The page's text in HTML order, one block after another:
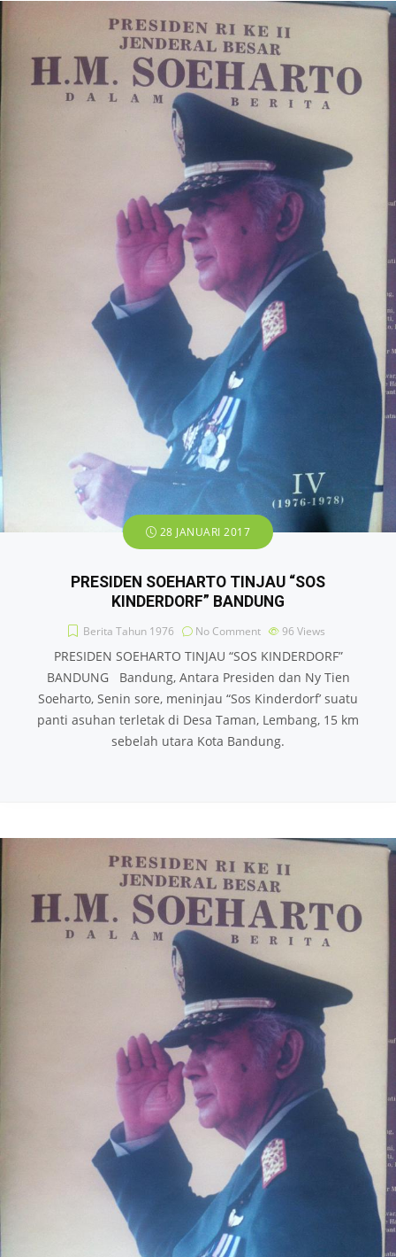
28 JANUARI 2017
PRESIDEN SOEHARTO TINJAU “SOS
KINDERDORF” BANDUNG
Berita Tahun 1976 No Comment 96 Views
PRESIDEN SOEHARTO TINJAU “SOS KINDERDORF”
BANDUNG Bandung, Antara Presiden dan Ny Tien
Soeharto, Senin sore, meninjau “Sos Kinderdorf’ suatu
panti asuhan terletak di Desa Taman, Lembang, 15 km
sebelah utara Kota Bandung.